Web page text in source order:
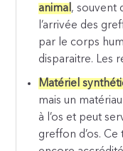
animal, souvent
l’arrivée des
par le corps
disparaitre. Les
Matériel
mais un
à l’os et peut
greffon d’os. Ce